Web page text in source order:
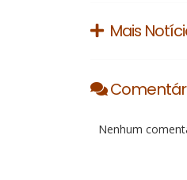
Mais
Nenhum